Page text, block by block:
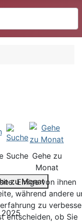
Suche Gehe zu
Monat
zu Monat
2025
Einige von ihnen
während andere
zu
entscheiden, ob Sie